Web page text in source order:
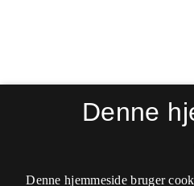
Denne
Denne hjemmeside bruger